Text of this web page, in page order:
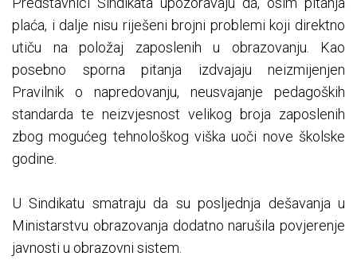
plaća, i dalje nisu riješeni brojni problemi koji direktno
utiču na položaj zaposlenih u obrazovanju. Kao
posebno sporna pitanja izdvajaju neizmijenjen
Pravilnik o napredovanju, neusvajanje pedagoških
standarda te neizvjesnost velikog broja zaposlenih
zbog mogućeg tehnološkog viška uoči nove školske
godine.
U Sindikatu smatraju da su posljednja dešavanja u
Ministarstvu obrazovanja dodatno narušila povjerenje
javnosti u obrazovni sistem.